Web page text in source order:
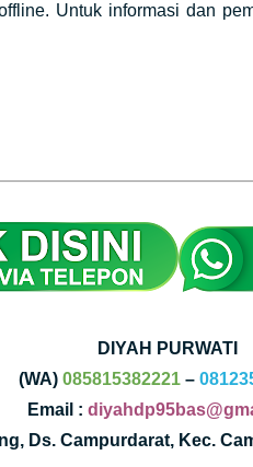
Untuk informasi dan
DIYAH PURWATI
(WA) 085815382221–
Email :
Ds. Campurdarat, Kec.